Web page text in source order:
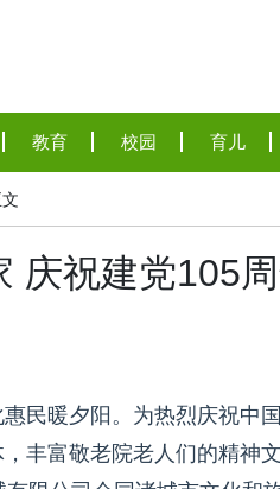
教育 校园 育儿
庆祝建党105
民暖夕阳。为热烈庆祝中
丰富敬老院老人们的精神